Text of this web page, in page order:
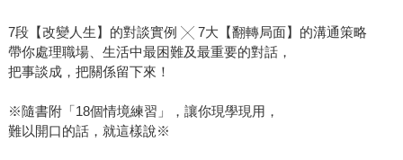
7段【改變人生】的對談實例 ╳ 7大【翻轉局面】的溝通策略
帶你處理職場、生活中最困難及最重要的對話，
把事談成，把關係留下來！
※隨書附「18個情境練習」，讓你現學現用，
難以開口的話，就這樣說※